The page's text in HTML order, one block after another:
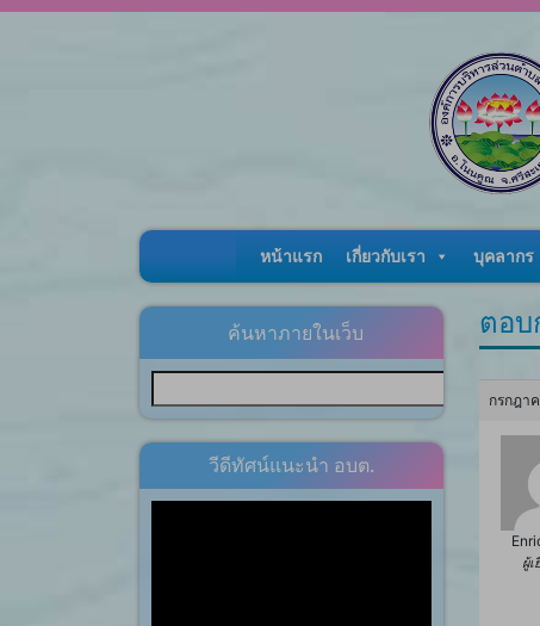
หน้าแรก เกี่ยวกับเรา บุคลากร
ค้นหาภายในเว็บ
วีดีทัศน์แนะนำ อบต.
ตอบ
กรกฎา
ผู้เ